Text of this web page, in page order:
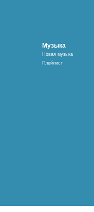
Музыка
Новая музыка
Плейлист